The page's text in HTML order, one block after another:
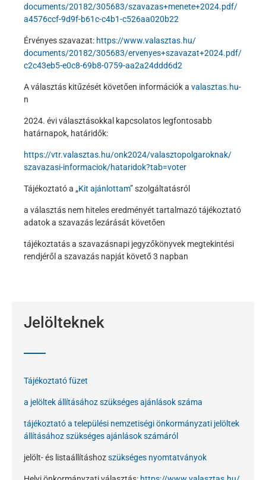
documents/20182/305683/szavazas+menete+2024.pdf/
a4576ccf-9d9f-b61c-c4b1-c526aa020b22
Érvényes szavazat: https://www.valasztas.hu/
documents/20182/305683/ervenyes+szavazat+2024.pdf/
c2c43eb5-e0c8-69b8-0759-aa2a24ddd6d2
A választás kitűzését követően információk a valasztas.hu-
n
2024. évi választásokkal kapcsolatos legfontosabb
határnapok, határidők:
https://vtr.valasztas.hu/onk2024/valasztopolgaroknak/
szavazasi-informaciok/hataridok?tab=voter
Tájékoztató a „Kit ajánlottam” szolgáltatásról
a választás nem hiteles eredményét tartalmazó tájékoztató
adatok a szavazás lezárását követően
tájékoztatás a szavazásnapi jegyzőkönyvek megtekintési
rendjéről a szavazás napját követő 3 napban
Jelölteknek
Tájékoztató füzet
a jelöltek állításához szükséges ajánlások száma
tájékoztató a települési nemzetiségi önkormányzati jelöltek
állításához szükséges ajánlások számáról
jelölt- és listaállításhozszükséges nyomtatványok